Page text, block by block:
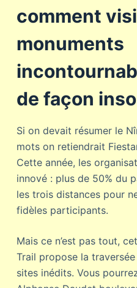
comment
monuments
de façon
Si on devait résumer le
mots on retiendrait
Cette année, les
innové : plus de 50% du
les trois distances pour
fidèles participants.
Mais ce n’est pas tout,
Trail propose la
sites inédits. Vous